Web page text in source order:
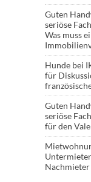
Guten
seriöse
Was muss
Hunde bei
für
Guten
seriöse
für den
Untermieter
Nachmieter